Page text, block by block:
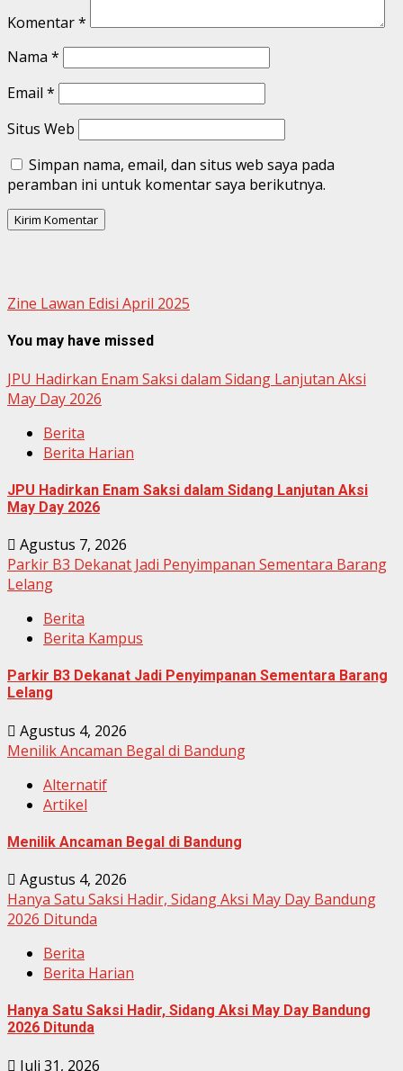
Komentar*
Nama *
Email *
Situs Web
Simpan nama, email, dan situs web saya pada
peramban ini untuk komentar saya berikutnya.
Zine Lawan Edisi April 2025
You may have missed
JPU Hadirkan Enam Saksi dalam Sidang Lanjutan Aksi
May Day 2026
Berita
Berita Harian
JPU Hadirkan Enam Saksi dalam Sidang Lanjutan Aksi
May Day 2026
Agustus 7, 2026
Parkir B3 Dekanat Jadi Penyimpanan Sementara Barang
Lelang
Berita
Berita Kampus
Parkir B3 Dekanat Jadi Penyimpanan Sementara Barang
Lelang
Agustus 4, 2026
Menilik Ancaman Begal di Bandung
Alternatif
Artikel
Menilik Ancaman Begal di Bandung
Agustus 4, 2026
Hanya Satu Saksi Hadir, Sidang Aksi May Day Bandung
2026 Ditunda
Berita
Berita Harian
Hanya Satu Saksi Hadir, Sidang Aksi May Day Bandung
2026 Ditunda
Juli 31, 2026